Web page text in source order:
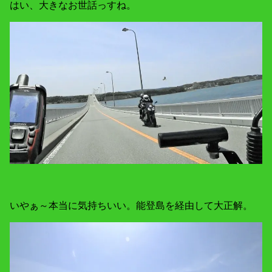
はい、大きなお世話っすね。
いやぁ～本当に気持ちいい。能登島を経由して大正解。